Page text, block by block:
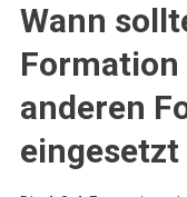
Wann
anderen
eingesetzt